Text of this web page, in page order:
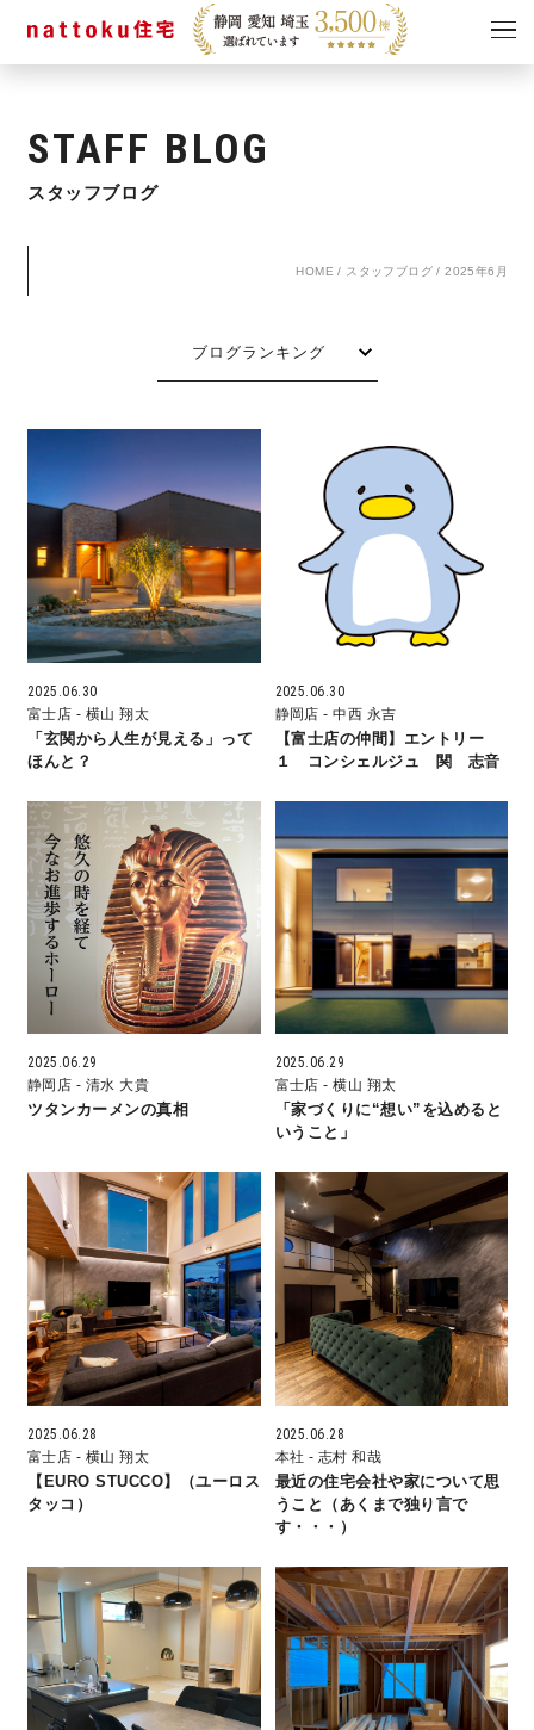
見学会
ショールーム
営業時間／10:00～20:00 定休日／年末年始
タップで電話をかける
来店・見学予約
OWNER’S SITE オーナーズサイト
nattokuグループコーポレートサイト
nattoku住宅 10のこだわり
理想の暮らしを引き出すデザイン力
家具まで標準仕様の空間コーディネート
身体に優しい自然素材の家
耐震等級3 & 許容応力度計算 全棟標準
徹底したコストダウンの追求
頑丈で長持ちの外壁
2030年の省エネ基準住宅
100年点検住宅
快適な室内環境へのこだわり
生涯続く安心のアフターフォロー
STAFF BLOG
スタッフブログ
HOME / スタッフブログ/2025年6月
ブログランキング
2025.06.30
富士店 - 横山 翔太
「玄関から人生が見える」って
ほんと？
2025.06.30
静岡店- 中西 永吉
【富士店の仲間】エントリー
１ コンシェルジュ 関 志音
2025.06.29
静岡店 - 清水 大貴
ツタンカーメンの真相
2025.06.29
富士店- 横山 翔太
「家づくりに“想い”を込めると
いうこと」
2025.06.28
富士店 - 横山 翔太
【EURO STUCCO】（ユーロス
タッコ）
2025.06.28
本社 - 志村 和哉
最近の住宅会社や家について思
うこと（あくまで独り言で
す・・・）